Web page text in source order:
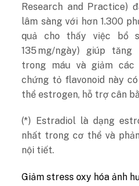
Research and Practice)
lâm sàng với hơn 1.300
quả cho thấy việc bổ
135 mg/ngày) giúp
trong máu và giảm các
chứng tỏ flavonoid này
thể estrogen, hỗ trợ cân
(*) Estradiol là dạng
nhất trong cơ thể và
nội tiết.
Giảm stress oxy hóa ảnh